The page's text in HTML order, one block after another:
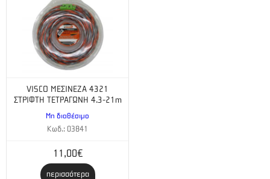
VISCO ΜΕΣΙΝΕΖΑ 4321
ΣΤΡΙΦΤΗ ΤΕΤΡΑΓΩΝΗ 4.3-21m
Μη διαθέσιμο
Κωδ.: 03841
11,00€
περισσότερα